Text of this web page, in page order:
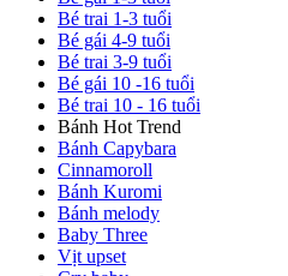
Bé trai 1-3 tuổi
Bé gái 4-9 tuổi
Bé trai 3-9 tuổi
Bé gái 10 -16 tuổi
Bé trai 10 - 16 tuổi
Bánh Hot Trend
Bánh Capybara
Cinnamoroll
Bánh Kuromi
Bánh melody
Baby Three
Vịt upset